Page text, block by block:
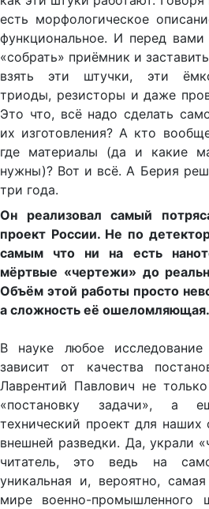
есть морфологическое
функциональное. И перед вами
«собрать» приёмник и
взять эти штучки, эти
триоды, резисторы и даже
Это что, всё надо сделать
их изготовления? А кто
где материалы (да и какие
нужны)? Вот и всё. А Берия
три года.
Он реализовал самый
проект России. Не по
самым что ни на есть
мёртвые «чертежи» до
Объём этой работы просто
а сложность её ошеломляющая.
В науке любое
зависит от качества
Лаврентий Павлович не
«постановку задачи», а
технический проект для
внешней разведки. Да, украли
читатель, это ведь на
уникальная и, вероятно,
мире военно-